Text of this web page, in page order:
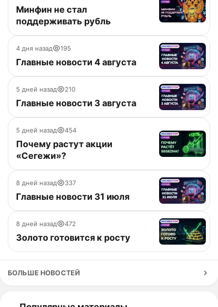
Минфин не стал
поддерживать рубль
4 дня назад 195
Главные новости 4 августа
5 дней назад 210
Главные новости 3 августа
5 дней назад 454
Почему растут акции
«Сегежи»?
8 дней назад 337
Главные новости 31 июля
8 дней назад 472
Золото готовится к росту
БОЛЬШЕ НОВОСТЕЙ